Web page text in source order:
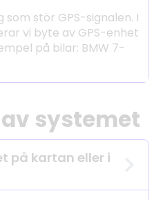
som stör GPS-signalen. I
vi byte av GPS-enhet
på bilar: BMW 7-
systemet
på kartan eller i